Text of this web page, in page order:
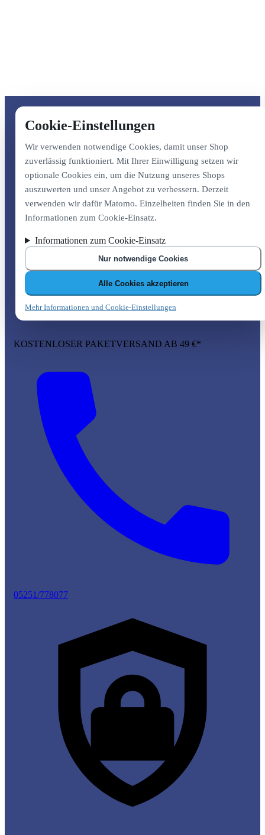
Cookie-Einstellungen
Wir verwenden notwendige Cookies, damit unser Shop
zuverlässig funktioniert. Mit Ihrer Einwilligung setzen wir
optionale Cookies ein, um die Nutzung unseres Shops
auszuwerten und unser Angebot zu verbessern. Derzeit
verwenden wir dafür Matomo. Einzelheiten finden Sie in den
Informationen zum Cookie-Einsatz.
Informationen zum Cookie-Einsatz
Nur notwendige Cookies
Alle Cookies akzeptieren
Mehr Informationen und Cookie-Einstellungen
KOSTENLOSER PAKETVERSAND AB 49 €*
05251/778077